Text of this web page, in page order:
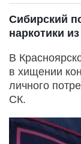
Сибирский
наркотики
В
в хищении
личного
СК.